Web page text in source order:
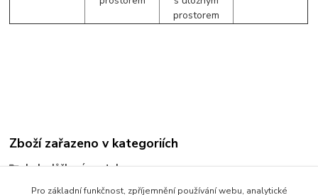
Zboží zařazeno v kategoriích
Jednolůžkové postele
Postele 90 x 200 cm
Pro základní funkčnost, zpříjemnění používání webu, analytické